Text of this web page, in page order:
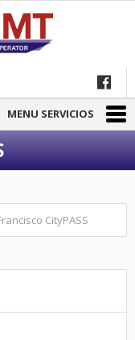
MENU SERVICIOS
CityPASS